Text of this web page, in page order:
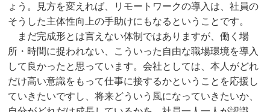
ょう。見方を変えれば、リモートワークの導入は、社員の
そうした主体性向上の手助けにもなるということです。
まだ完成形とは言えない体制ではありますが、働く場
所・時間に捉われない、こういった自由な職場環境を導入
して良かったと思っています。会社としては、本人がどれ
だけ高い意識をもって仕事に接するかということを応援し
ていきたいですし、将来どういう風になっていきたいか、